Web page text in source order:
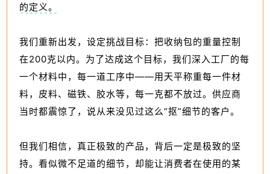
的定义。
我们重新出发，设定挑战目标：把收纳包的重量控制
在200克以内。为了达成这个目标，我们深入工厂的每
一个材料中，每一道工序中——用天平称重每一件材
料，皮料、磁铁、胶水等，每一克都不放过。供应商
当时都震惊了，说从来没见过这么“抠”细节的客户。
但我们相信，真正极致的产品，背后一定是极致的坚
持。看似微不足道的细节，却能让消费者在使用的某